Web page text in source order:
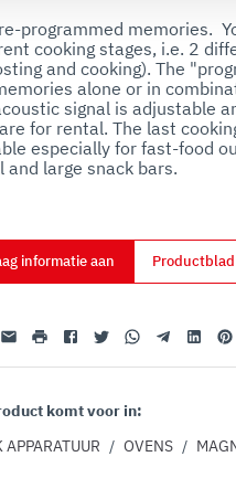
sul modo in cui l’utente
potrebbero combinarle
programmed memories.
cooking stages, i.e. 2
and cooking). The
alone or in
signal is adjustable
for rental. The last
especially for fast-food
and large snack bars.
informatie aan
E-mailafdrukkenFacebookTwitterWhatsappTelegramLinkedin
komt voor in:
APPARATUUR / OVENS /